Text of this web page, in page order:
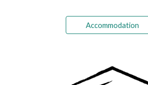
Accommodation